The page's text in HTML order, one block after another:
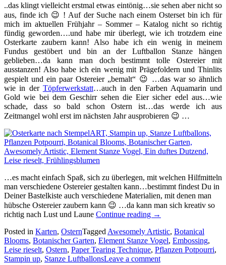
..das klingt vielleicht erstmal etwas eintönig…sie sehen aber nicht so
aus, finde ich 😉 ! Auf der Suche nach einem Osterset bin ich für
mich im aktuellen Frühjahr – Sommer – Katalog nicht so richtig
fündig geworden….und habe mir überlegt, wie ich trotzdem eine
Osterkarte zaubern kann! Also habe ich ein wenig in meinem
Fundus gestöbert und bin an der Luftballon Stanze hängen
geblieben…da kann man doch bestimmt tolle Ostereier mit
ausstanzen! Also habe ich ein wenig mit Prägefoldern und Thinlits
gespielt und ein paar Ostereier „bemalt“ 😉 …das war so ähnlich
wie in der Töpferwerkstatt…auch in den Farben Aquamarin und
Gold wie bei dem Geschirr sehen die Eier sicher edel aus…wie
schade, dass so bald schon Ostern ist…das werde ich aus
Zeitmangel wohl erst im nächsten Jahr ausprobieren 😉 …
…es macht einfach Spaß, sich zu überlegen, mit welchen Hilfmitteln
man verschiedene Ostereier gestalten kann…bestimmt findest Du in
Deiner Bastelkiste auch verschiedene Materialien, mit denen man
hübsche Ostereier zaubern kann 😉 …da kann man sich kreativ so
richtig nach Lust und Laune Continue reading „Ostereier
Saharasand…“
→
Posted in Karten, OsternTagged Awesomely Artistic, Botanical
Blooms, Botanischer Garten, Element Stanze Vogel, Embossing,
Leise rieselt, Ostern, Paper Tearing Technique, Pflanzen Potpourri,
Stampin up, Stanze LuftballonsLeave a comment